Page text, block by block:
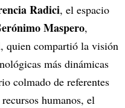
Radici, el espacio
Maspero,
, quien compartió la visión
más dinámicas
colmado de referentes
humanos, el